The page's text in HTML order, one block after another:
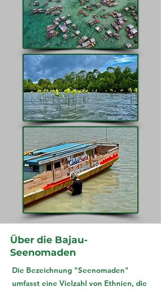
Über die Bajau-
Seenomaden
Die Bezeichnung "Seenomaden"
umfasst eine Vielzahl von Ethnien, die